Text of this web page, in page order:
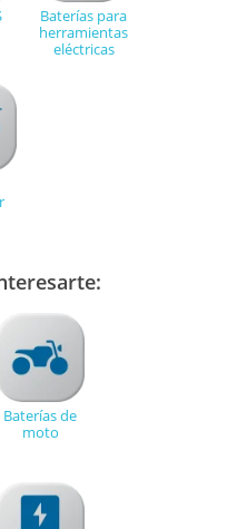
Baterías para
herramientas
eléctricas
Baterías de
moto